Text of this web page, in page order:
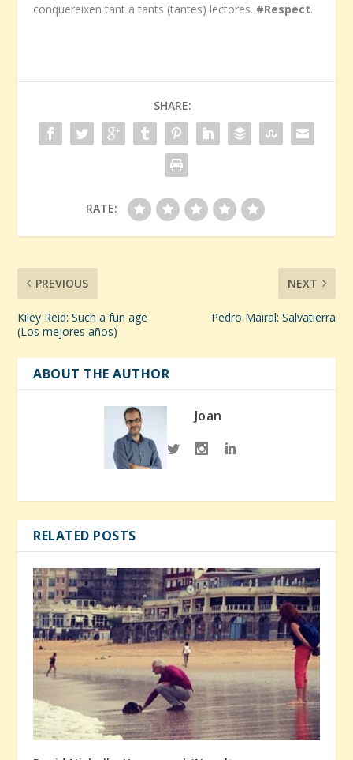
conquereixen tant a tants (tantes) lectores. #Respect.
SHARE:
RATE:
PREVIOUS
Kiley Reid: Such a fun age
(Los mejores años)
NEXT
Pedro Mairal: Salvatierra
ABOUT THE AUTHOR
Joan
RELATED POSTS